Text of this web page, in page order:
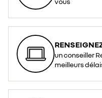
un conseiller
meilleurs